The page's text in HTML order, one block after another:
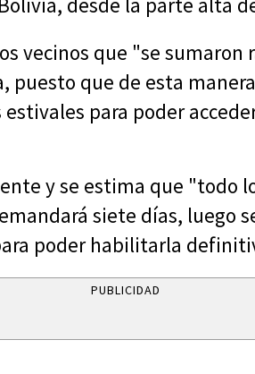
vecinos que "se
puesto que de esta
para poder
y se estima que "todo
siete días, luego
poder habilitarla
PUBLICIDAD